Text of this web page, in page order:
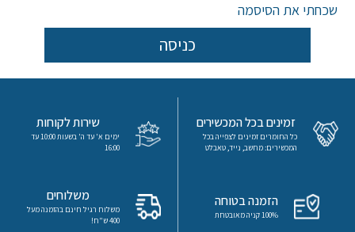
כניסה
הרשמה
שלנו
שכחתי את הסיסמה
כניסה
זמינים בכל המכשירים
כל החומרים זמינים לצפייה בכל
המכשירים: מחשב, נייד, טאבלט
שירות לקוחות
ימים א' עד ה' בשעות 10:00 עד
16:00
הזמנה בטוחה
100% קניה מאובטחת
משלוחים
משלוח רגיל חינם בהזמנה מעל
400 ש"ח!